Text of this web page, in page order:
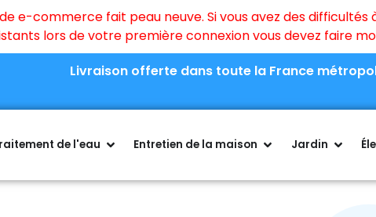
e-commerce fait peau neuve. Si vous avez des
lors de votre première connexion vous devez faire
Livraison offerte dans toute la France
de l'eau Entretien de la maison Jardin